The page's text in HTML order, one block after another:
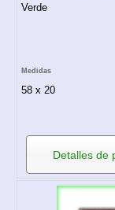
Verde
Medidas
58 x 20
Detalles de